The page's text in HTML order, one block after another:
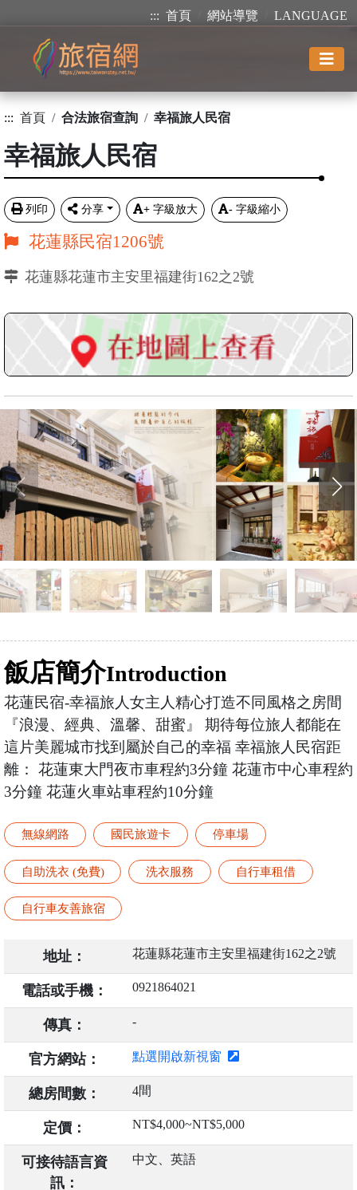
::: 首頁 網站導覽 LANGUAGE
::: 首頁 合法旅宿查詢 幸福旅人民宿
幸福旅人民宿
列印 分享 + 字級放大 - 字級縮小
花蓮縣民宿1206號
花蓮縣花蓮市主安里福建街162之2號
飯店簡介Introduction
花蓮民宿-幸福旅人女主人精心打造不同風格之房間
『浪漫、經典、溫馨、甜蜜』 期待每位旅人都能在
這片美麗城市找到屬於自己的幸福 幸福旅人民宿距
離： 花蓮東大門夜市車程約3分鐘 花蓮市中心車程約
3分鐘 花蓮火車站車程約10分鐘
無線網路 國民旅遊卡 停車場
自助洗衣 (免費) 洗衣服務 自行車租借
自行車友善旅宿
地址： 花蓮縣花蓮市主安里福建街162之2號
電話或手機： 0921864021
傳真： -
官方網站： 點選開啟新視窗
總房間數： 4間
定價： NT$4,000~NT$5,000
可接待語言資
訊：
中文、英語